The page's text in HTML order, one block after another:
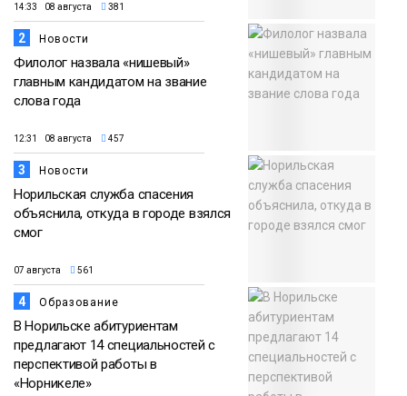
14:33 08 августа 381
2 Новости
Филолог назвала «нишевый»
главным кандидатом на звание
слова года
12:31 08 августа 457
3 Новости
Норильская служба спасения
объяснила, откуда в городе взялся
смог
07 августа 561
4 Образование
В Норильске абитуриентам
предлагают 14 специальностей с
перспективой работы в
«Норникеле»